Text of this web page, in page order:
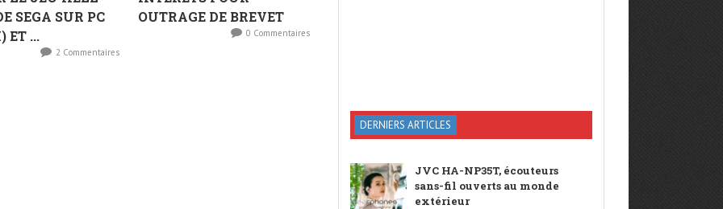
SEGA SUR PC
ET ...
2 Commentaires
OUTRAGE DE BREVET
0 Commentaires
DERNIERS ARTICLES
JVC HA-NP35T, écouteurs
sans-fil ouverts au monde
extérieur